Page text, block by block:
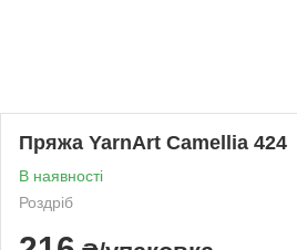
Пряжа YarnArt Camellia 424
В наявності
Роздріб